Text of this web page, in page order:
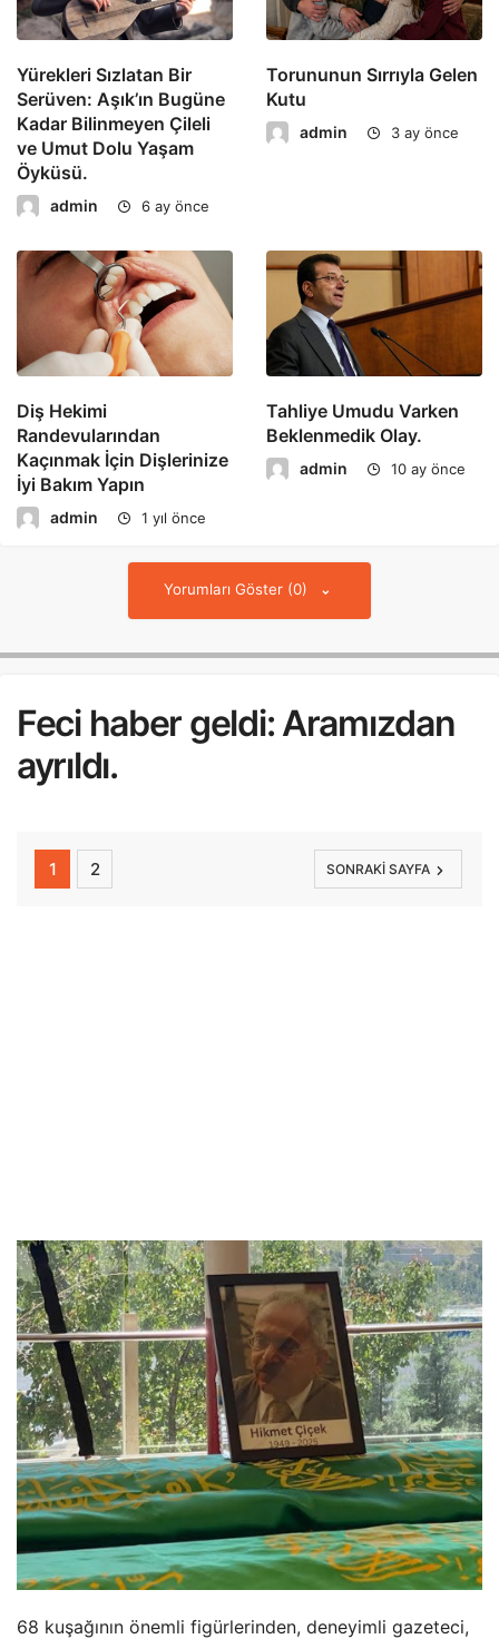
Yürekleri Sızlatan Bir
Serüven: Aşık’ın Bugüne
Kadar Bilinmeyen Çileli
ve Umut Dolu Yaşam
Öyküsü.
admin 6 ay önce
Torununun Sırrıyla Gelen
Kutu
admin 3 ay önce
Diş Hekimi
Randevularından
Kaçınmak İçin Dişlerinize
İyi Bakım Yapın
admin 1 yıl önce
Tahliye Umudu Varken
Beklenmedik Olay.
admin 10 ay önce
Yorumları Göster (0)
Feci haber geldi: Aramızdan
ayrıldı.
1 2 SONRAKI SAYFA
68 kuşağının önemli figürlerinden, deneyimli gazeteci,